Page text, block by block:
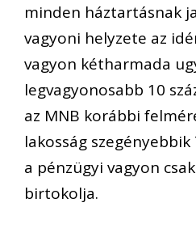
minden háztartásnak
vagyoni helyzete az
vagyon kétharmada
legvagyonosabb 10
az MNB korábbi
lakosság
a pénzügyi vagyon
birtokolja.